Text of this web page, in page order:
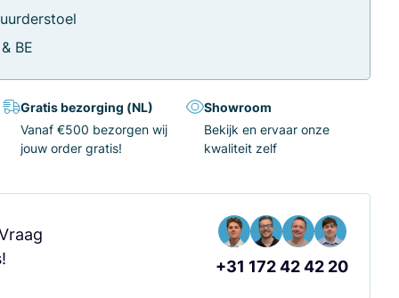
BE
Gratis bezorging (NL)
Vanaf €500 bezorgen wij
jouw order gratis!
Showroom
Bekijk en ervaar onze
kwaliteit zelf
+31 172 42 42 20